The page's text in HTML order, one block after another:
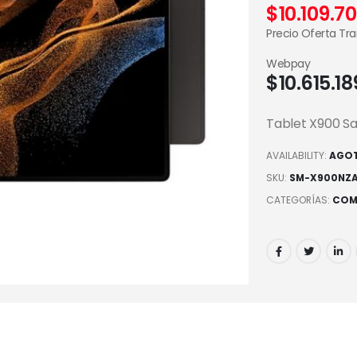
$
Precio Oferta
$
Webpay
Tablet X900
AVAILABILITY:
SKU: SM-
CATEGORÍAS: